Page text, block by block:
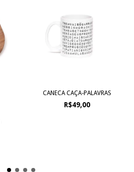
CANECA CAÇA-PALAVRAS
R$49,00